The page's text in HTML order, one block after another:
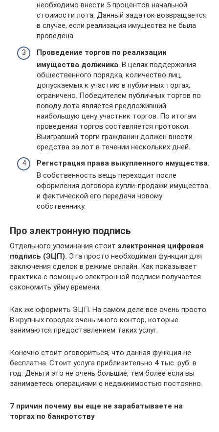
необходимо внести 5 процентов начальной
стоимости лота. Данный задаток возвращается
в случае, если реализация имущества не была
проведена.
Проведение торгов по реализации
имущества должника . В целях поддержания
общественного порядка, количество лиц,
допускаемых к участию в публичных торгах,
ограничено. Победителем публичных торгов по
поводу лота является предложивший
наибольшую цену участник торгов. По итогам
проведения торгов составляется протокол.
Выигравший торги гражданин должен внести
средства за лот в течении нескольких дней.
Регистрация права выкупленного имущества.
В собственность вещь переходит после
оформления договора купли-продажи имущества
и фактической его передачи новому
собственнику.
Про электронную подпись
Отдельного упоминания стоит электронная цифровая
подпись (ЭЦП). Эта просто необходимая функция для
заключения сделок в режиме онлайн. Как показывает
практика с помощью электронной подписи получается
сэкономить уйму времени.
Как же оформить ЭЦП. На самом деле все очень просто.
В крупных городах очень много контор, которые
занимаются предоставлением таких услуг.
Конечно стоит оговориться, что данная функция не
бесплатна. Стоит услуга приблизительно 4 тыс. руб. в
год. Деньги это не очень большие, тем более если вы
занимаетесь операциями с недвижимостью постоянно.
7 причин почему вы еще не зарабатываете на
торгах по банкротству